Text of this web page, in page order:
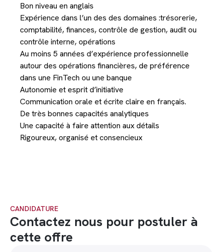
Bon niveau en anglais
Expérience dans l’un des des domaines :trésorerie,
comptabilité, finances, contrôle de gestion, audit ou
contrôle interne, opérations
Au moins 5 années d’expérience professionnelle
autour des opérations financières, de préférence
dans une FinTech ou une banque
Autonomie et esprit d’initiative
Communication orale et écrite claire en français.
De très bonnes capacités analytiques
Une capacité à faire attention aux détails
Rigoureux, organisé et consencieux
CANDIDATURE
Contactez nous pour postuler à
cette offre